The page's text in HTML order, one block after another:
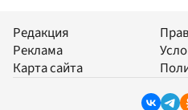
Редакция
Реклама
Карта сайта